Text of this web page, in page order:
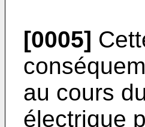
[0005]
au cours
électrique